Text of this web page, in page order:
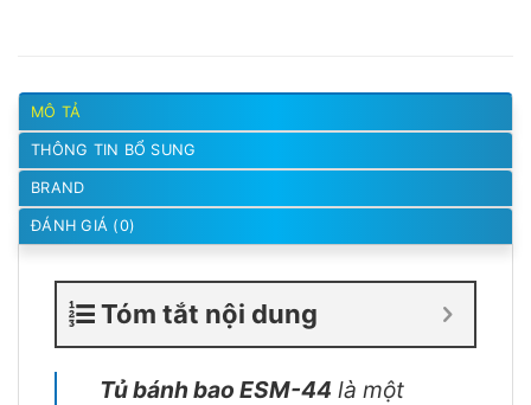
MÔ TẢ
THÔNG TIN BỔ SUNG
BRAND
ĐÁNH GIÁ (0)
Tóm tắt nội dung
Tủ bánh bao ESM-44 là một